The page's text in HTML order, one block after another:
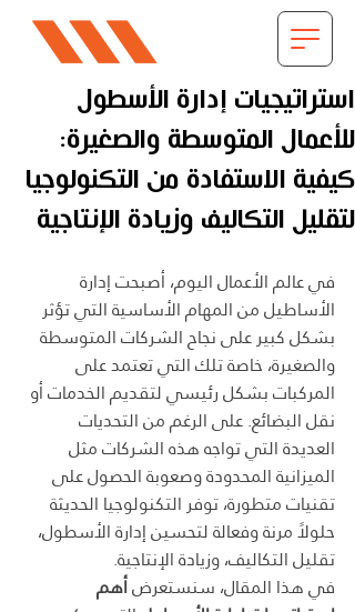
استراتيجيات إدارة الأسطول
للأعمال المتوسطة والصغيرة:
كيفية الاستفادة من التكنولوجيا
لتقليل التكاليف وزيادة الإنتاجية
في عالم الأعمال اليوم، أصبحت إدارة
الأساطيل من المهام الأساسية التي تؤثر
بشكل كبير على نجاح الشركات المتوسطة
والصغيرة، خاصة تلك التي تعتمد على
المركبات بشكل رئيسي لتقديم الخدمات أو
نقل البضائع. على الرغم من التحديات
العديدة التي تواجه هذه الشركات مثل
الميزانية المحدودة وصعوبة الحصول على
تقنيات متطورة، توفر التكنولوجيا الحديثة
حلولاً مرنة وفعالة لتحسين إدارة الأسطول،
تقليل التكاليف، وزيادة الإنتاجية.
في هذا المقال، سنستعرض أهم